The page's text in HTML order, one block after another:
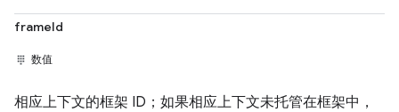
frameId
数值
相应上下文的框架 ID；如果相应上下文未托管在框架中，